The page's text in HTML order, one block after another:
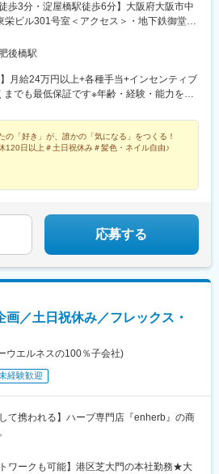
歩3分・淀屋橋駅徒歩6分】大阪府大阪市中
栄ビル301号室＜アクセス＞・地下鉄御堂筋
3分・地下鉄御堂筋線「淀屋橋」駅から徒歩
」駅から徒歩10分※受動喫煙対策：あり※
後橋駅
】月給24万円以上+各種手当+インセンティブ
でも最低保証です※年齢・経験・能力を考
の「好き」が、誰かの「気になる」をつくる！
120日以上＃土日祝休み＃髪色・ネイル自由♪
応募する
／土日祝休み／フレックス・
ウエルネスの100％子会社)
経験歓迎
て携われる】ハーブ専門店『enherb』の商
ワークも可能】港区芝大門の本社勤務★大